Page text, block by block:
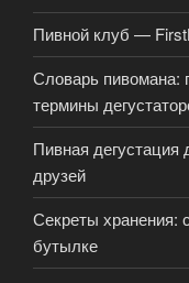
Пивной клуб —
Словарь пивомана:
термины
Пивная дегустация
друзей
Секреты хранения:
бутылке